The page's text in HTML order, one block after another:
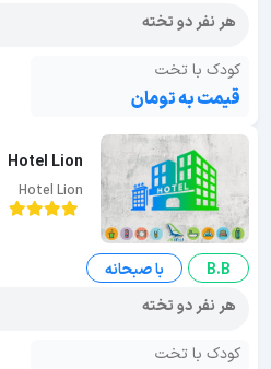
هر نفر دو تخته
کودک با تخت
قیمت به تومان
Hotel Lion
Hotel Lion
B.B
با صبحانه
هر نفر دو تخته
کودک با تخت